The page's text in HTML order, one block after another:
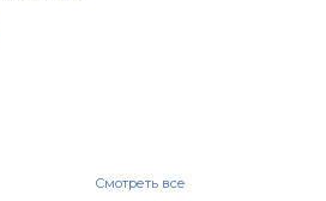
Смотреть все